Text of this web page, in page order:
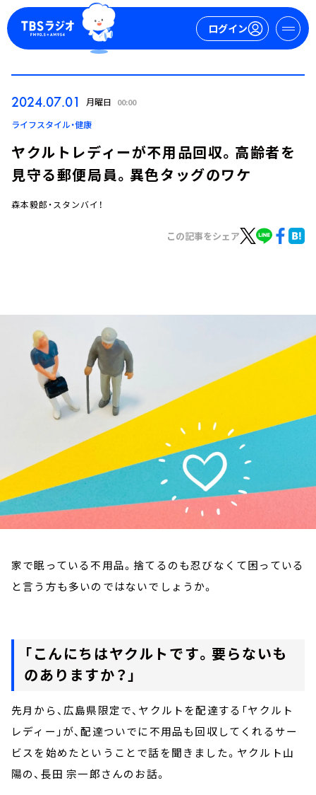
ログイン
ログイン
イベント・グッズ
YouTube
会社情報
2024.07.01 月曜日 00:00
ライフスタイル・健康
ヤクルトレディーが不用品回収。高齢者を
見守る郵便局員。異色タッグのワケ
森本毅郎・スタンバイ！
この記事をシェア
家で眠っている不用品。捨てるのも忍びなくて困っている
と言う方も多いのではないでしょうか。
「こんにちはヤクルトです。要らないも
のありますか？」
先月から、広島県限定で、ヤクルトを配達する「ヤクルト
レディー」が、配達ついでに不用品も回収してくれるサー
ビスを始めたということで話を聞きました。ヤクルト山
陽の、長田 宗一郎さんのお話。